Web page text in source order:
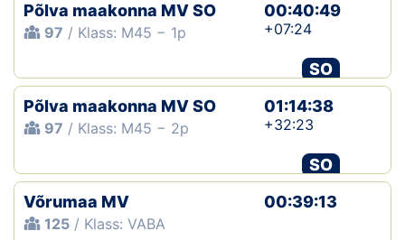
Põlva maakonna MV SO
97 / Klass: M45 − 1p
00:40:49
+07:24
SO
Põlva maakonna MV SO
97 / Klass: M45 − 2p
01:14:38
+32:23
SO
Võrumaa MV
125 / Klass: VABA
00:39:13